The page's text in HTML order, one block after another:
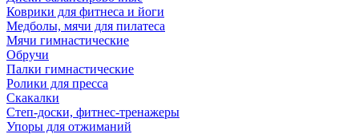
Коврики для фитнеса и йоги
Медболы, мячи для пилатеса
Мячи гимнастические
Обручи
Палки гимнастические
Ролики для пресса
Скакалки
Степ-доски, фитнес-тренажеры
Упоры для отжиманий